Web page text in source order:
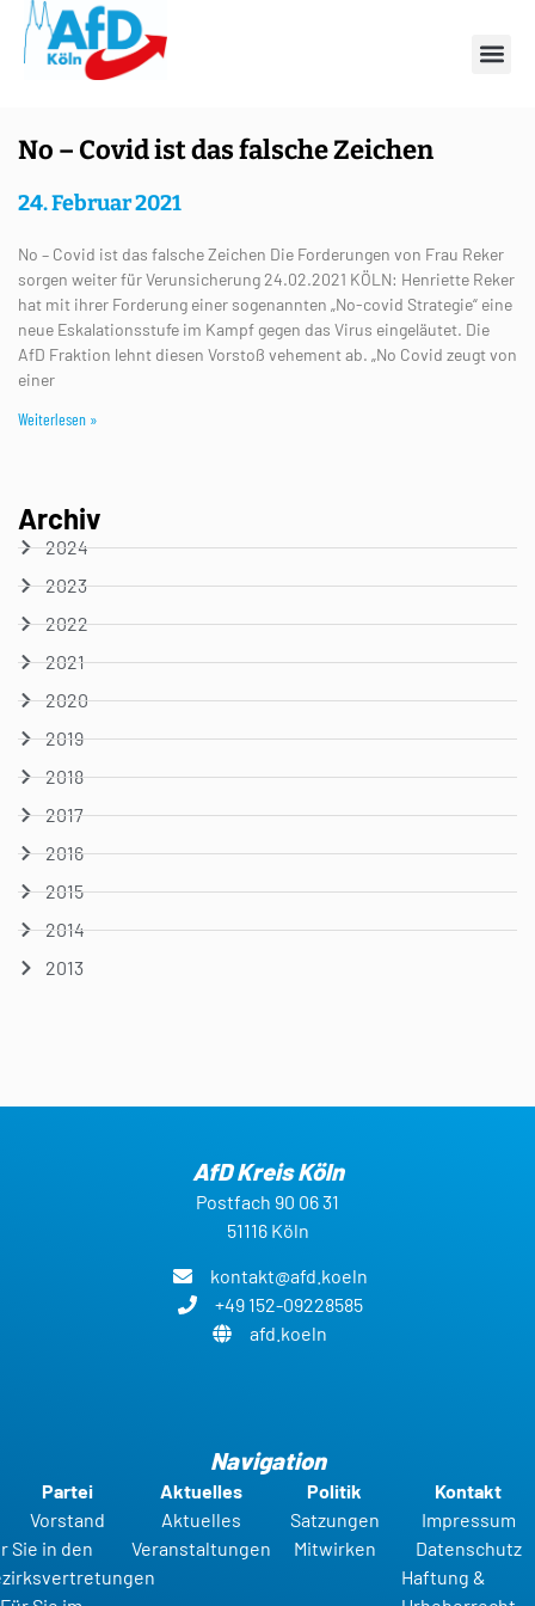
Schlagwort: Covid
No – Covid ist das falsche Zeichen
24. Februar 2021
No – Covid ist das falsche Zeichen Die Forderungen von Frau Reker
sorgen weiter für Verunsicherung 24.02.2021 KÖLN: Henriette Reker
hat mit ihrer Forderung einer sogenannten „No-covid Strategie“ eine
neue Eskalationsstufe im Kampf gegen das Virus eingeläutet. Die
AfD Fraktion lehnt diesen Vorstoß vehement ab. „No Covid zeugt von
einer
Weiterlesen »
Archiv
2024
2023
2022
2021
2020
2019
2018
2017
2016
2015
2014
2013
AfD Kreis Köln
Postfach 90 06 31
51116 Köln
kontakt@afd.koeln
+49 152-09228585
afd.koeln
Navigation
Partei
Vorstand
Sie in den
Aktuelles
Aktuelles
Veranstaltungen
Politik
Satzungen
Mitwirken
Kontakt
Impressum
Datenschutz
Haftung &